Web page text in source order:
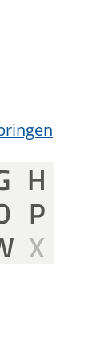
H
P
X